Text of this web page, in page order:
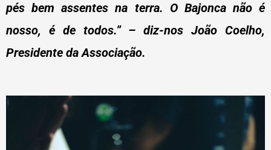
pés bem assentes na terra. O Bajonca não é
nosso, é de todos.” – diz-nosJoão Coelho,
Presidente da Associação.